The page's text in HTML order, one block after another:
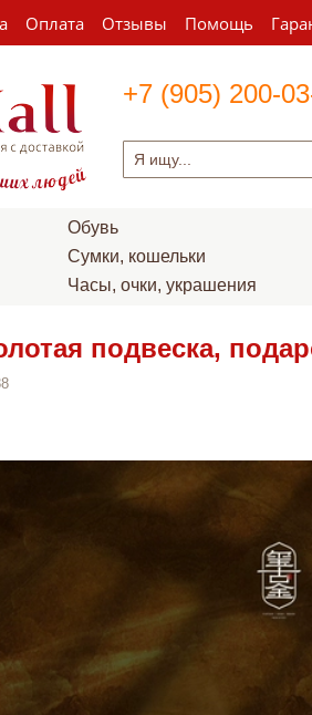
Оплата Отзывы Помощь
+7 (905) 200-
Обувь
Сумки, кошельки
Часы, очки, украшения
подвеска,